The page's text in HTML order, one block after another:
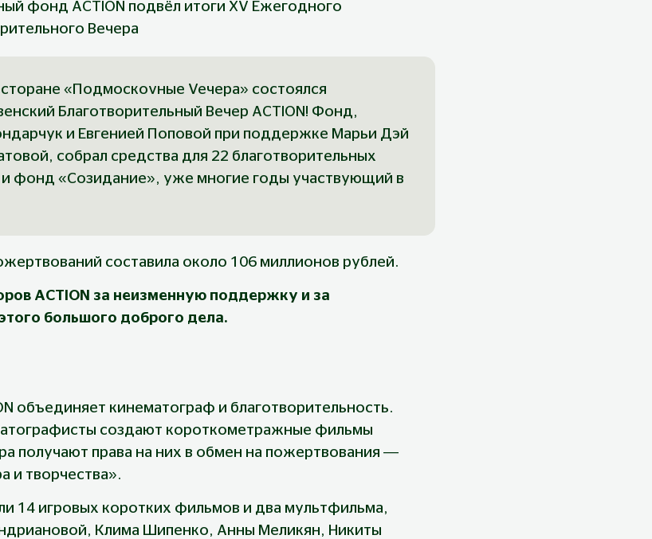
фонд ACTION подвёл итоги XV Ежегодного
Вечера
«Подмоскоvные Veчера» состоялся
Благотворительный Вечер ACTION! Фонд,
и Евгенией Поповой при поддержке Марьи Дэй
собрал средства для 22 благотворительных
фонд «Созидание», уже многие годы участвующий в
составила около 106 миллионов рублей.
ACTION за неизменную поддержку и за
большого доброго дела.
объединяет кинематограф и благотворительность.
создают короткометражные фильмы
получают права на них в обмен на пожертвования —
и творчества».
14 игровых коротких фильмов и два мультфильма,
Клима Шипенко, Анны Меликян, Никиты